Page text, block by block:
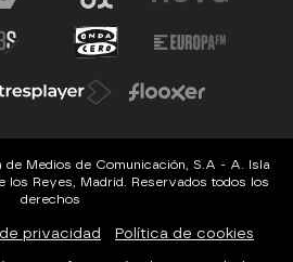
Medios de Comunicación, S.A - A. Isla
los Reyes, Madrid. Reservados todos los
derechos
privacidad Política de cookies